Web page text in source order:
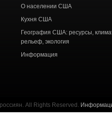
О населении США
Кухня США
География США: ресурсы,
рельеф, экология
Информация
All Rights Reserved.